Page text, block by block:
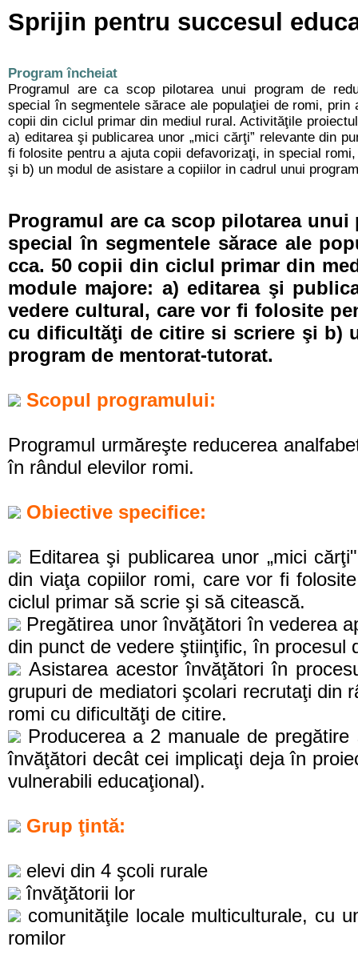
Sprijin pentru succesul
Program încheiat
Programul are ca scop pilotarea unui program de
special în segmentele sărace ale populaţiei de romi, prin
copii din ciclul primar din mediul rural. Activităţile
a) editarea şi publicarea unor „mici cărţi” relevante din
fi folosite pentru a ajuta copii defavorizaţi, in special
şi b) un modul de asistare a copiilor in cadrul unui
Programul are ca scop pilotarea
special în segmentele sărace ale
cca. 50 copii din ciclul primar din
module majore: a) editarea şi
vedere cultural, care vor fi folosite
cu dificultăţi de citire si scriere şi b)
program de mentorat-tutorat.
Scopul programului:
Programul urmăreşte reducerea
în rândul elevilor romi.
Obiective specifice:
Editarea şi publicarea unor „mici
din viaţa copiilor romi, care vor fi
ciclul primar să scrie şi să citească.
Pregătirea unor învăţători în vederea
din punct de vedere ştiinţific, în procesul
Asistarea acestor învăţători în
grupuri de mediatori şcolari recrutaţi din
romi cu dificultăţi de citire.
Producerea a 2 manuale de
învăţători decât cei implicaţi deja în
vulnerabili educaţional).
Grup ţintă:
elevi din 4 şcoli rurale
învăţătorii lor
comunităţile locale multiculturale, cu
romilor